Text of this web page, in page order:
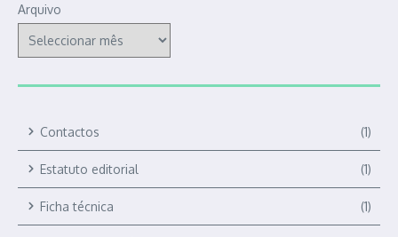
Arquivo
Contactos (1)
Estatuto editorial (1)
Ficha técnica (1)